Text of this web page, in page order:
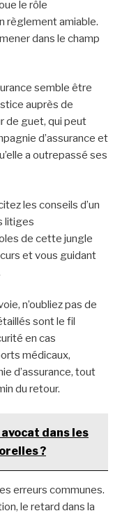
le rôle
règlement amiable.
dans le champ
semble être
auprès de
de guet, qui peut
d’assurance et
a outrepassé ses
les conseils d’un
litiges
de cette jungle
et vous guidant
n’oubliez pas de
sont le fil
en cas
médicaux,
d’assurance, tout
du retour.
dans les
?
erreurs communes.
le retard dans la